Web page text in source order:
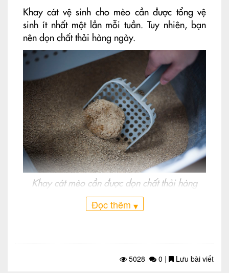
Khay cát vệ sinh cho mèo cần được tổng vệ
sinh ít nhất một lần mỗi tuần. Tuy nhiên, bạn
nên dọn chất thải hàng ngày.
Khay cát mèo cần được dọn chất thải hàng
ngày và làm sạch thật kỹ ít nhất một lần một
tuần (Ảnh: KittyClysm)
Dùng xẻng hốt phân dọn chất thải ra khỏi
cát sạch và bỏ vào túi cột chặt để bỏ đi.
Đọc thêm ▾
5028 0 | Lưu bài viết